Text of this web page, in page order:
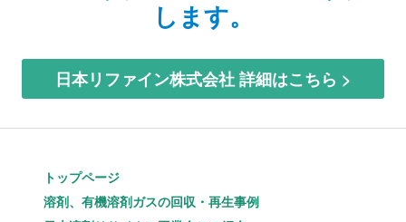
します。
日本リファイン株式会社 詳細はこちら >
トップページ
溶剤、有機溶剤ガスの回収・再生事例